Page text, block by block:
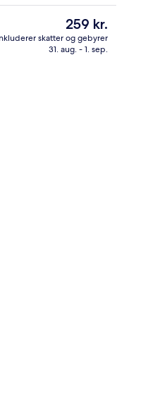
Den
nuværende
pris
259 kr.
skatter og gebyrer
31. aug. - 1. sep.